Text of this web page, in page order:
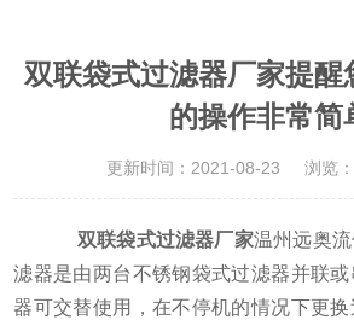
双联袋式过滤器厂家提醒
的操作非常简
更新时间：2021-08-23 浏览
双联袋式过滤器厂家温州远奥
滤器是由两台不锈钢袋式过滤器并联
器可交替使用，在不停机的情况下更